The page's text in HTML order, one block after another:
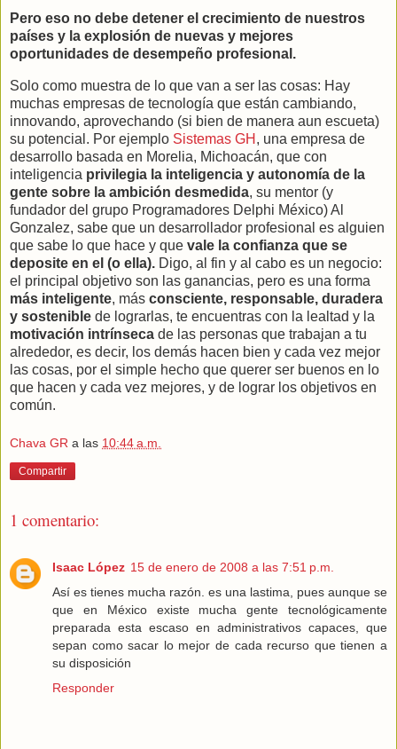
Pero eso no debe detener el crecimiento de nuestros
países y la explosión de nuevas y mejores
oportunidades de desempeño profesional.
Solo como muestra de lo que van a ser las cosas: Hay
muchas empresas de tecnología que están cambiando,
innovando, aprovechando (si bien de manera aun escueta)
su potencial. Por ejemplo Sistemas GH , una empresa de
desarrollo basada en Morelia, Michoacán, que con
inteligencia privilegia la inteligencia y autonomía de la
gente sobre la ambición desmedida, su mentor (y
fundador del grupo Programadores Delphi México) Al
Gonzalez, sabe que un desarrollador profesional es alguien
que sabe lo que hace y que vale la confianza que se
deposite en el (o ella). Digo, al fin y al cabo es un negocio:
el principal objetivo son las ganancias, pero es una forma
más inteligente, más consciente, responsable, duradera
y sostenible de lograrlas, te encuentras con la lealtad y la
motivación intrínseca de las personas que trabajan a tu
alrededor, es decir, los demás hacen bien y cada vez mejor
las cosas, por el simple hecho que querer ser buenos en lo
que hacen y cada vez mejores, y de lograr los objetivos en
común.
Chava GR a las 10:44 a.m.
Compartir
1 comentario:
Isaac López 15 de enero de 2008 a las 7:51 p.m.
Así es tienes mucha razón. es una lastima, pues aunque se
que en México existe mucha gente tecnológicamente
preparada esta escaso en administrativos capaces, que
sepan como sacar lo mejor de cada recurso que tienen a
su disposición
Responder